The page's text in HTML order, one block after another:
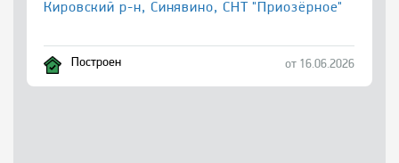
Кировский р-н, Синявино, СНТ "Приозёрное"
Построен от 16.06.2026